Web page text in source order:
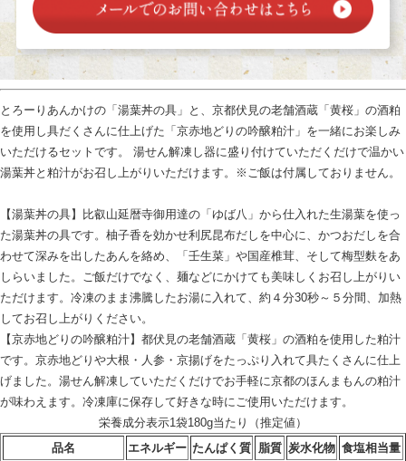
とろーりあんかけの「湯葉丼の具」と、京都伏見の老舗酒蔵「黄桜」の酒粕
を使用し具だくさんに仕上げた「京赤地どりの吟醸粕汁」を一緒にお楽しみ
いただけるセットです。 湯せん解凍し器に盛り付けていただくだけで温かい
湯葉丼と粕汁がお召し上がりいただけます。※ご飯は付属しておりません。
【湯葉丼の具】比叡山延暦寺御用達の「ゆば八」から仕入れた生湯葉を使っ
た湯葉丼の具です。柚子香を効かせ利尻昆布だしを中心に、かつおだしを合
わせて深みを出したあんを絡め、「壬生菜」や国産椎茸、そして梅型麩をあ
しらいました。ご飯だけでなく、麺などにかけても美味しくお召し上がりい
ただけます。冷凍のまま沸騰したお湯に入れて、約４分30秒～５分間、加熱
してお召し上がりください。
【京赤地どりの吟醸粕汁】都伏見の老舗酒蔵「黄桜」の酒粕を使用した粕汁
です。京赤地どりや大根・人参・京揚げをたっぷり入れて具たくさんに仕上
げました。湯せん解凍していただくだけでお手軽に京都のほんまもんの粕汁
が味わえます。冷凍庫に保存して好きな時にご使用いただけます。
栄養成分表示1袋180g当たり（推定値）
品名
エネルギー たんぱく質 脂質 炭水化物 食塩相当量